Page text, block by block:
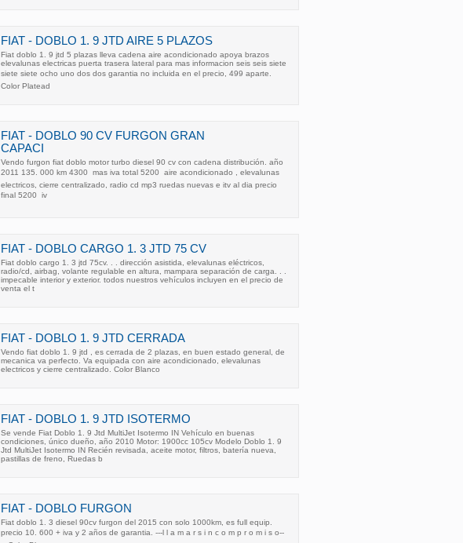
FIAT - DOBLO 1. 9 JTD AIRE 5 PLAZOS
Fiat doblo 1. 9 jtd 5 plazas lleva cadena aire acondicionado apoya brazos
elevalunas electricas puerta trasera lateral para mas informacion seis seis siete
siete siete ocho uno dos dos garantia no incluida en el precio, 499 aparte.
Color Platead
FIAT - DOBLO 90 CV FURGON GRAN
CAPACI
Vendo furgon fiat doblo motor turbo diesel 90 cv con cadena distribución. año
2011 135. 000 km 4300  mas iva total 5200  aire acondicionado , elevalunas
electricos, cierre centralizado, radio cd mp3 ruedas nuevas e itv al dia precio
final 5200  iv
FIAT - DOBLO CARGO 1. 3 JTD 75 CV
Fiat doblo cargo 1. 3 jtd 75cv. . . dirección asistida, elevalunas eléctricos,
radio/cd, airbag, volante regulable en altura, mampara separación de carga. . .
impecable interior y exterior. todos nuestros vehículos incluyen en el precio de
venta el t
FIAT - DOBLO 1. 9 JTD CERRADA
Vendo fiat doblo 1. 9 jtd , es cerrada de 2 plazas, en buen estado general, de
mecanica va perfecto. Va equipada con aire acondicionado, elevalunas
electricos y cierre centralizado. Color Blanco
FIAT - DOBLO 1. 9 JTD ISOTERMO
Se vende Fiat Doblo 1. 9 Jtd MultiJet Isotermo IN Vehículo en buenas
condiciones, único dueño, año 2010 Motor: 1900cc 105cv Modelo Doblo 1. 9
Jtd MultiJet Isotermo IN Recién revisada, aceite motor, filtros, batería nueva,
pastillas de freno, Ruedas b
FIAT - DOBLO FURGON
Fiat doblo 1. 3 diesel 90cv furgon del 2015 con solo 1000km, es full equip.
precio 10. 600 + iva y 2 años de garantia. ---l l a m a r s i n c o m p r o m i s o--